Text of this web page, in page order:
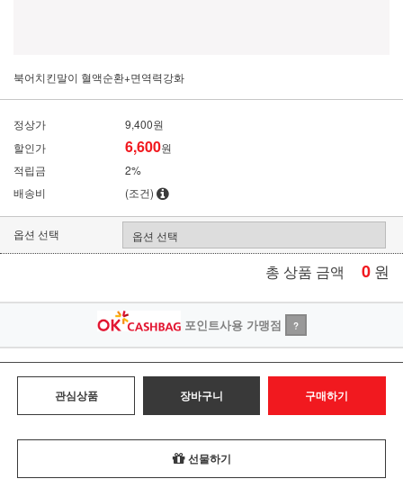
북어치킨말이 혈액순환+면역력강화
정상가
9,400원
할인가
6,600원
적립금
2%
배송비
(조건)
옵션 선택
총 상품 금액 0 원
포인트사용 가맹점 ?
관심상품 장바구니 구매하기
선물하기